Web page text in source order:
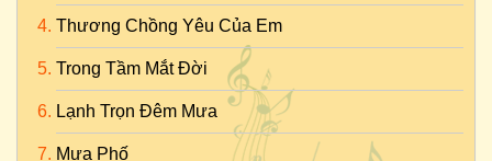
Thương Chồng Yêu Của Em
Trong Tầm Mắt Đời
Lạnh Trọn Đêm Mưa
Mưa Phố